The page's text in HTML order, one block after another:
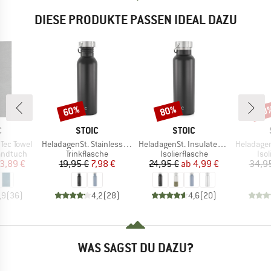
DIESE PRODUKTE PASSEN IDEAL DAZU
Towel
Preis
3,89 €
(36)
MARKE
STOIC
Artikel
HeladagenSt. Stainless Steel Bottle 750ml
Produktgruppe
Trinkflasche
Preis
19,95 €reduzierter Preis
7,98 €
4,2(28)
Rabatt
60%
MARKE
STOIC
Artikel
HeladagenSt. Insulated Stainless Steel Bottle 500
Produktgruppe
Isolierflasche
Preis
24,95 € reduzierter Preis
ab 4,99 €
4,6(20)
Rabatt
80%
Artikel
HeladagenSt.
WAS SAGST DU DAZU?